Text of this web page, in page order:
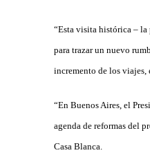
“Esta visita histórica – la
para trazar un nuevo
incremento de los
“En Buenos Aires, el
agenda de reformas del
Casa Blanca.